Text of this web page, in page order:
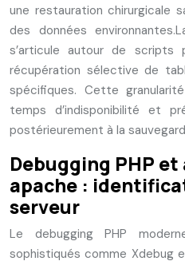
une restauration chirurgicale
des données
s’articule autour de scripts
récupération sélective de
spécifiques. Cette
temps d’indisponibilité et
postérieurement à la
Debugging PHP
apache :
serveur
Le debugging PHP
sophistiqués comme Xdebug